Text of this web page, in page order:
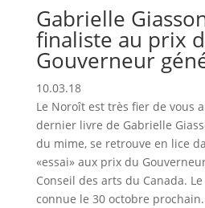
Gabrielle
finaliste au prix
Gouverneur
10.03.18
Le Noroît est très fier de vous
dernier livre de Gabrielle
du mime, se retrouve en lice
«essai» aux prix du
Conseil des arts du Canada.
connue le 30 octobre